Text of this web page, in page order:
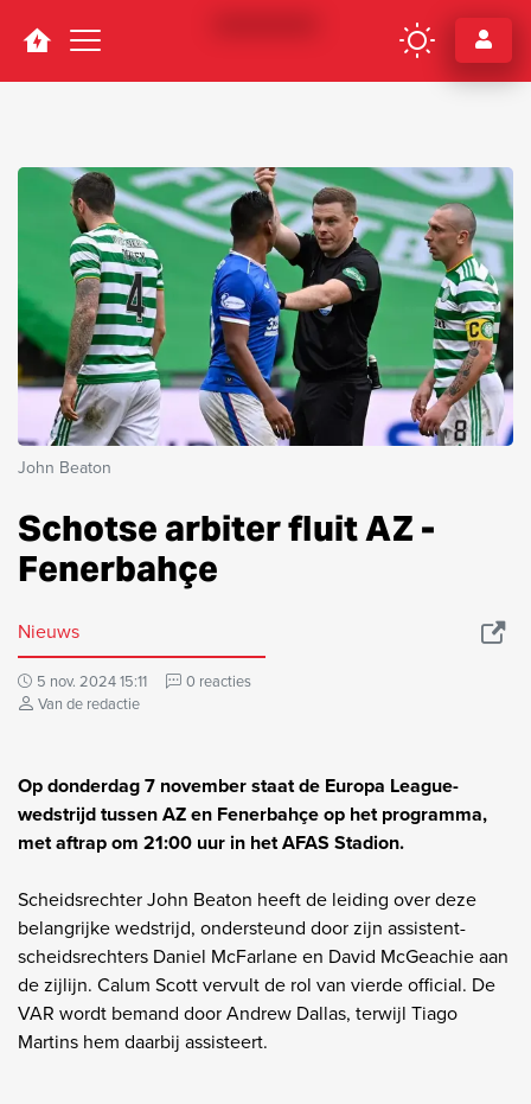
Navigation
John Beaton
Schotse arbiter fluit AZ -
Fenerbahçe
Nieuws
5 nov. 2024 15:11
0 reacties
Van de redactie
Op donderdag 7 november staat de Europa League-
wedstrijd tussen AZ en Fenerbahçe op het programma,
met aftrap om 21:00 uur in het AFAS Stadion.
Scheidsrechter John Beaton heeft de leiding over deze
belangrijke wedstrijd, ondersteund door zijn assistent-
scheidsrechters Daniel McFarlane en David McGeachie aan
de zijlijn. Calum Scott vervult de rol van vierde official. De
VAR wordt bemand door Andrew Dallas, terwijl Tiago
Martins hem daarbij assisteert.